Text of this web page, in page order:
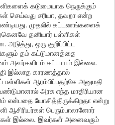
கடுமையாக நெருக்கும்
செய்வது சரியா, தவறா என்ற
முதலில் கட்டணங்களைக்
தனியார் பள்ளிகள்
ஒரு குறிப்பிட்ட
தம் கட்டுமானத்தை
அவர்களிடம் கட்டாயம் இல்லை.
இல்லாத காரணத்தால்
ஆரம்பிப்பதற்கே அனுமதி
அரசு எந்த மாதிரியான
என்பதை யோசித்திருக்கிறதா என்று
ஆசிரியர்கள் பெரும்பாலானோர்
இல்லை. இவர்கள் அனைவரும்